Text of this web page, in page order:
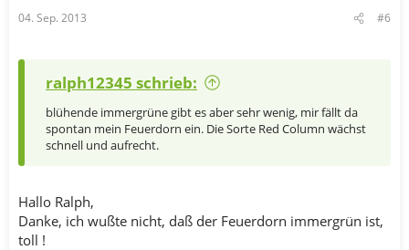
04. Sep. 2013 #6
ralph12345 schrieb:
blühende immergrüne gibt es aber sehr wenig, mir fällt da
spontan mein Feuerdorn ein. Die Sorte Red Column wächst
schnell und aufrecht.
Hallo Ralph,
Danke, ich wußte nicht, daß der Feuerdorn immergrün ist,
toll !